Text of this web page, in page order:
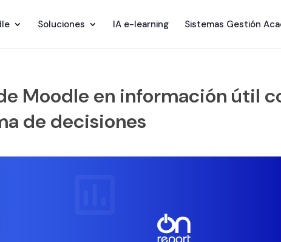
Soluciones IA e-learning Sistemas Gestión
Moodle en información útil
de decisiones